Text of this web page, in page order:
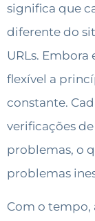
significa que
diferente do
URLs. Embora
flexível a
constante.
verificações
problemas, o
problemas
Com o tempo,